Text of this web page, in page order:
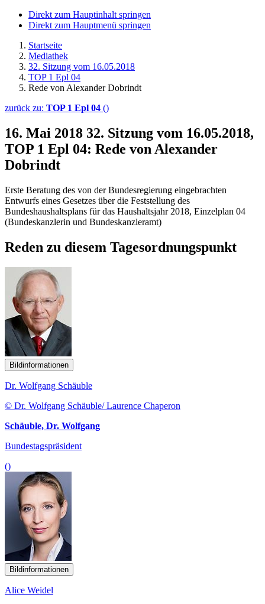
Direkt zum Hauptinhalt springen
Direkt zum Hauptmenü springen
Startseite
Mediathek
32. Sitzung vom 16.05.2018
TOP 1 Epl 04
Rede von Alexander Dobrindt
zurück zu: TOP 1 Epl 04 ()
16. Mai 2018 32. Sitzung vom 16.05.2018,
TOP 1 Epl 04: Rede von Alexander
Dobrindt
Erste Beratung des von der Bundesregierung eingebrachten
Entwurfs eines Gesetzes über die Feststellung des
Bundeshaushaltsplans für das Haushaltsjahr 2018, Einzelplan 04
(Bundeskanzlerin und Bundeskanzleramt)
Reden zu diesem Tagesordnungspunkt
Bildinformationen
Dr. Wolfgang Schäuble
© Dr. Wolfgang Schäuble/ Laurence Chaperon
Schäuble, Dr. Wolfgang
Bundestagspräsident
()
Bildinformationen
Alice Weidel